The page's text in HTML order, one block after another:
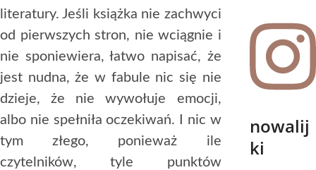
literatury. Jeśli książka nie zachwyci
od pierwszych stron, nie wciągnie i
nie sponiewiera, łatwo napisać, że
jest nudna, że w fabule nic się nie
dzieje, że nie wywołuje emocji,
albo nie spełniła oczekiwań. I nic w
tym złego, ponieważ ile
czytelników, tyle punktów
nowalij
ki